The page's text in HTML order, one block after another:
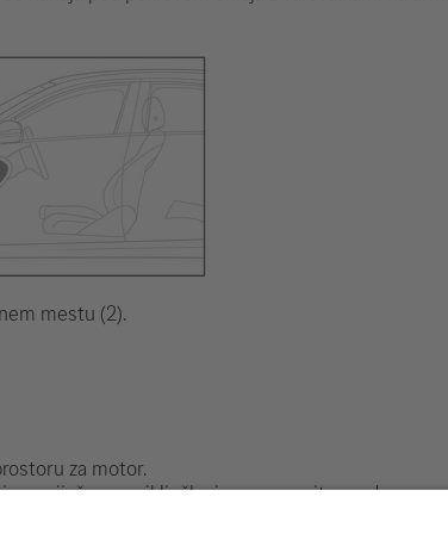
mestu (2).
za motor.
na vijačnem priključku in ga zavarujte pred